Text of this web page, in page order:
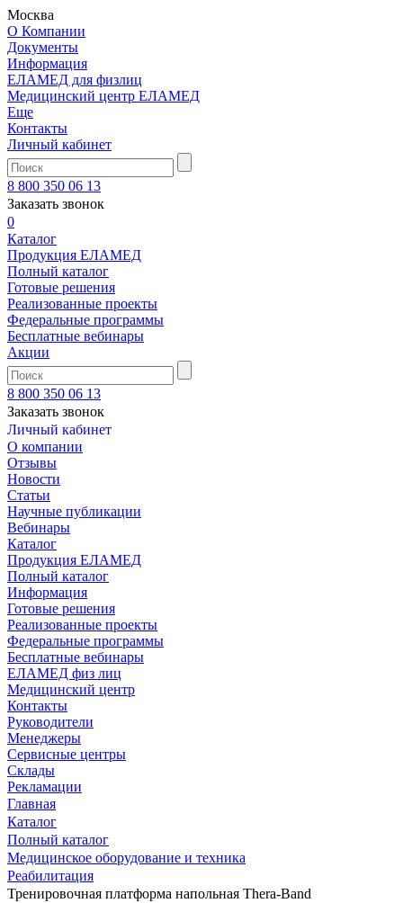
Москва
О Компании
Документы
Информация
ЕЛАМЕД для физлиц
Медицинский центр ЕЛАМЕД
Еще
Контакты
Личный кабинет
8 800 350 06 13
Заказать звонок
0
Каталог
Продукция ЕЛАМЕД
Полный каталог
Готовые решения
Реализованные проекты
Федеральные программы
Бесплатные вебинары
Акции
8 800 350 06 13
Заказать звонок
Личный кабинет
О компании
Отзывы
Новости
Статьи
Научные публикации
Вебинары
Каталог
Продукция ЕЛАМЕД
Полный каталог
Информация
Готовые решения
Реализованные проекты
Федеральные программы
Бесплатные вебинары
ЕЛАМЕД физ лиц
Медицинский центр
Контакты
Руководители
Менеджеры
Сервисные центры
Склады
Рекламации
Главная
Каталог
Полный каталог
Медицинское оборудование и техника
Реабилитация
Тренировочная платформа напольная Thera-Band